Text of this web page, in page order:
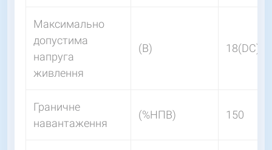
Максимально
допустима
напруга
живлення
(В) 18(DC)
Граничне
навантаження
(%НПВ) 150